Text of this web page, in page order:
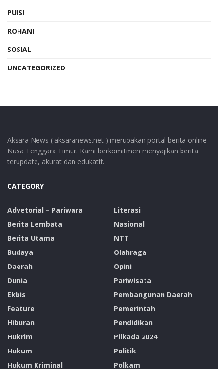
PUISI
ROHANI
SOSIAL
UNCATEGORIZED
Aksara News ( aksaranews.net ) merupakan portal berita online
Nusa Tenggara Timur. Kami berkomitmen menyajikan berita
terupdate, akurat dan edukatif.
CATEGORY
Advetorial – Pariwara
Berita Lembata
Berita Utama
Budaya
Daerah
Dunia
Ekbis
Feature
Hiburan
Hukrim
Hukum
Hukum Kriminal
Literasi
Nasional
NTT
Olahraga
Opini
Pariwisata
Pembangunan Daerah
Pemerintah
Pendidikan
Pilkada 2024
Politik
Polkam